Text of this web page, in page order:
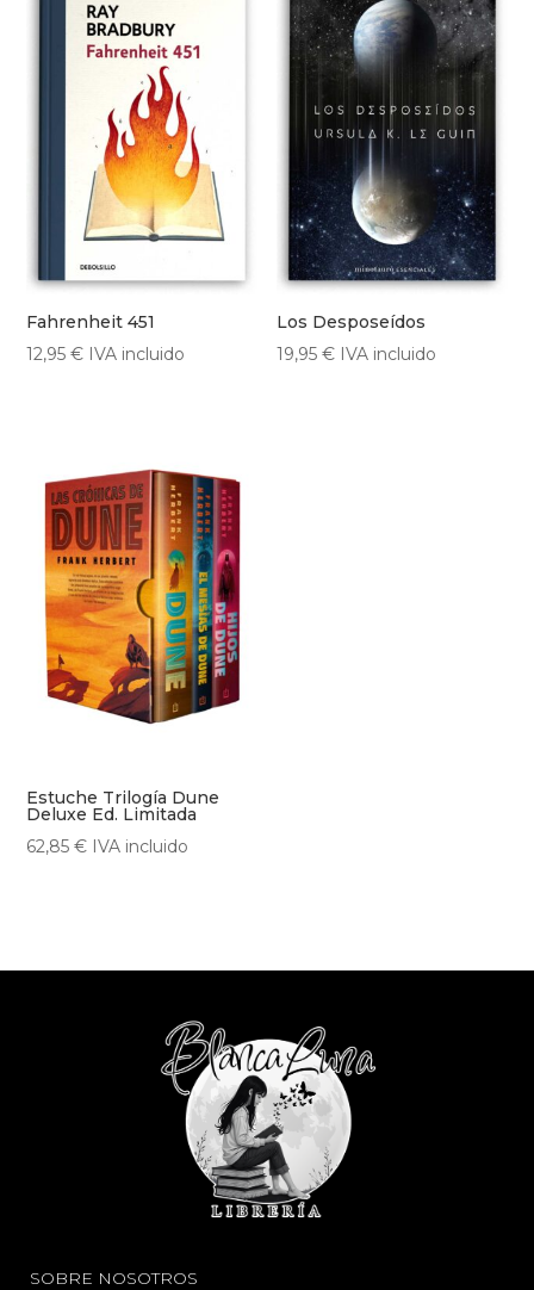
Fahrenheit 451
12,95€ IVA incluido
Los Desposeídos
19,95€ IVA incluido
Estuche Trilogía Dune
Deluxe Ed. Limitada
62,85€ IVA incluido
SOBRE NOSOTROS